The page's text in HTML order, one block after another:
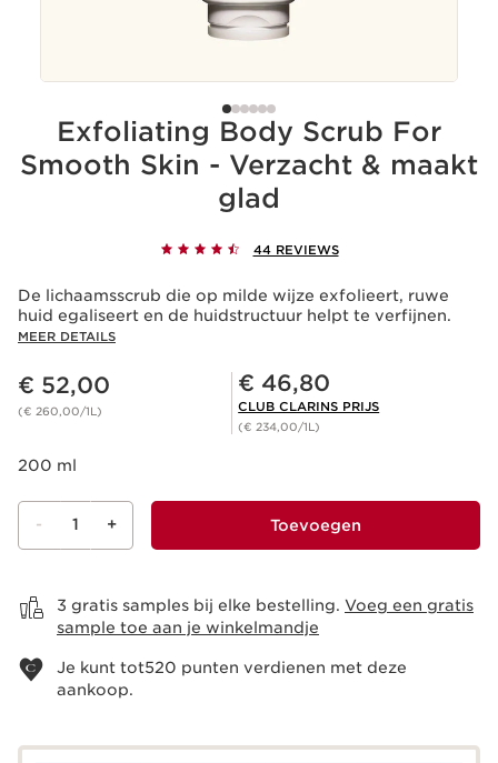
Exfoliating Body Scrub For
Smooth Skin - Verzacht & maakt
glad
44 REVIEWS
De lichaamsscrub die op milde wijze exfolieert, ruwe
huid egaliseert en de huidstructuur helpt te verfijnen.
MEER DETAILS
Dit is nu de prijs € 52,00
€ 52,00
(€ 260,00/1L)
Club Clarins Prijs € 46,80
€ 46,80
CLUB CLARINS PRIJS
(€ 234,00/1L)
200 ml
- 1 + Toevoegen
3 gratis samples bij elke bestelling. Voeg een gratis
sample toe aan je winkelmandje
Je kunt tot520 punten verdienen met deze
aankoop.